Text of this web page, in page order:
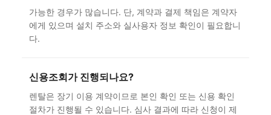
가능한 경우가 많습니다. 단, 계약과 결제 책임은 계약자
에게 있으며 설치 주소와 실사용자 정보 확인이 필요합니
다.
신용조회가 진행되나요?
렌탈은 장기 이용 계약이므로 본인 확인 또는 신용 확인
절차가 진행될 수 있습니다. 심사 결과에 따라 신청이 제